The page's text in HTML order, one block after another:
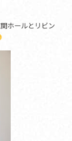
ホールとリビン